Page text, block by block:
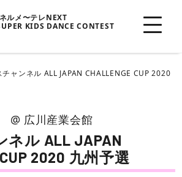
ルメ〜テレNEXT
KIDS DANCE CONTEST
チャンネル ALL JAPAN CHALLENGE CUP 2020
@ 広川産業会館
ネル ALL JAPAN
2020 九州予選